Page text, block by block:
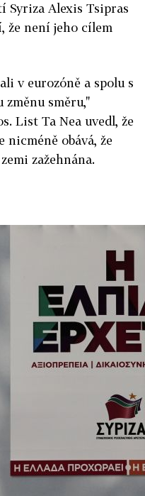
Syriza Alexis Tsipras
že není jeho cílem
v eurozóně a spolu s
směru,"
List Ta Nea uvedl, že
nicméně obává, že
zažehnána.